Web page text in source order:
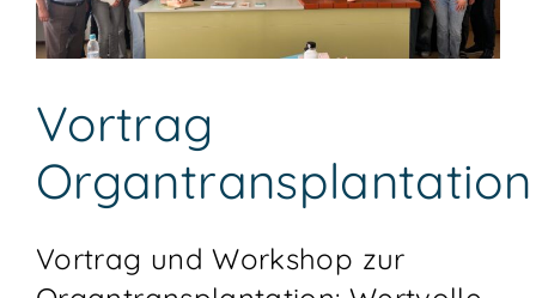
Vortrag
Organtransplantation
Vortrag und Workshop zur